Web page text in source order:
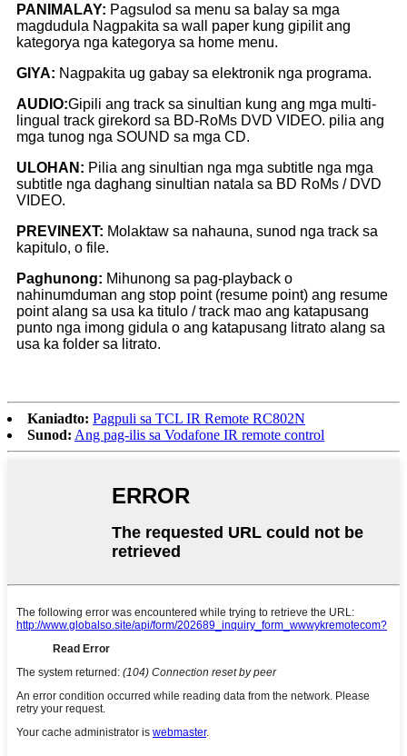
PANIMALAY: Pagsulod sa menu sa balay sa mga
magdudula Nagpakita sa wall paper kung gipilit ang
kategorya nga kategorya sa home menu.
GIYA: Nagpakita ug gabay sa elektronik nga programa.
AUDIO:Gipili ang track sa sinultian kung ang mga multi-
lingual track girekord sa BD-RoMs DVD VIDEO. pilia ang
mga tunog nga SOUND sa mga CD.
ULOHAN: Pilia ang sinultian nga mga subtitle nga mga
subtitle nga daghang sinultian natala sa BD RoMs / DVD
VIDEO.
PREVINEXT: Molaktaw sa nahauna, sunod nga track sa
kapitulo, o file.
Paghunong: Mihunong sa pag-playback o
nahinumduman ang stop point (resume point) ang resume
point alang sa usa ka titulo / track mao ang katapusang
punto nga imong gidula o ang katapusang litrato alang sa
usa ka folder sa litrato.
Kaniadto: Pagpuli sa TCL IR Remote RC802N
Sunod: Ang pag-ilis sa Vodafone IR remote control